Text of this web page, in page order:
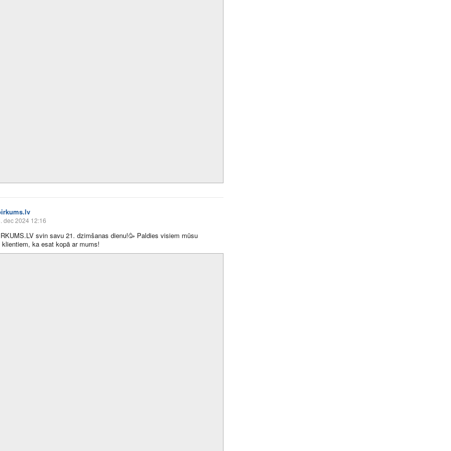
dec 2024 12:16
svin savu 21. dzimšanas dienu!🥳 Paldies visiem mūsu
klientiem, ka esat kopā ar mums!